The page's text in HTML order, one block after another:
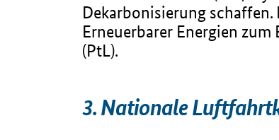
Dekarbonisierung
Erneuerbarer Energien
(PtL).
3. Nationale